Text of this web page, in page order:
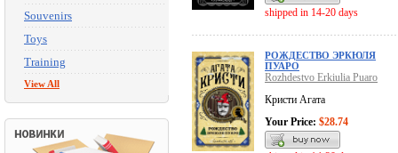
Souvenirs
Toys
Training
View All
shipped in 14-20 days
РОЖДЕСТВО ЭРКЮЛЯ
ПУАРО
Rozhdestvo Erkiulia Puaro
Кристи Агата
Your Price: $28.74